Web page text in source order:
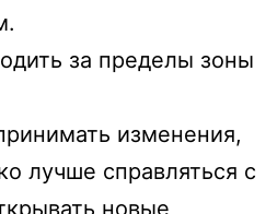
за пределы зоны
изменения,
лучше справляться с
новые